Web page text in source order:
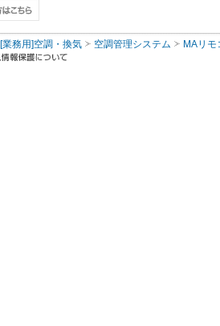
[業務用]空調・換気 空調管理システム MAリモ